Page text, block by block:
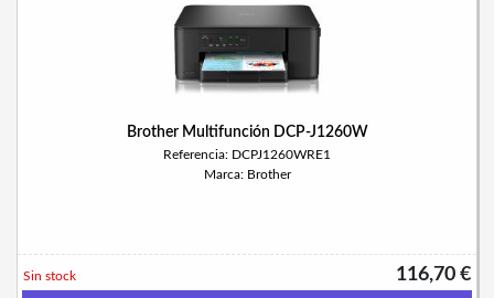
Brother Multifunción DCP-J1260W
Referencia: DCPJ1260WRE1
Marca: Brother
116,70 €
Sin stock